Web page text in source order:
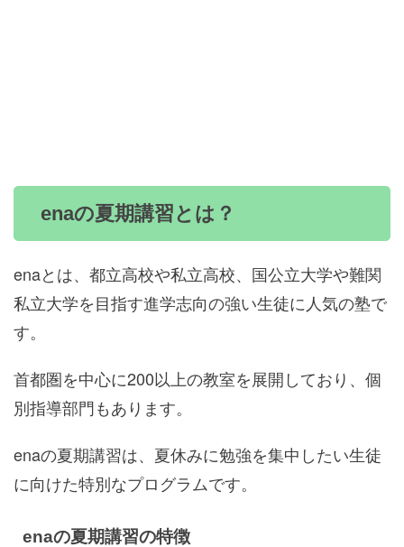
enaの夏期講習とは？
enaとは、都立高校や私立高校、国公立大学や難関
私立大学を目指す進学志向の強い生徒に人気の塾で
す。
首都圏を中心に200以上の教室を展開しており、個
別指導部門もあります。
enaの夏期講習は、夏休みに勉強を集中したい生徒
に向けた特別なプログラムです。
enaの夏期講習の特徴